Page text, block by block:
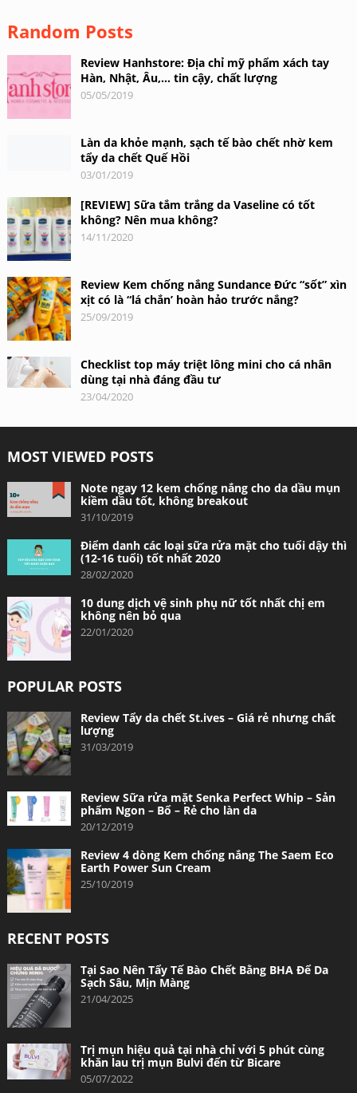
Random Posts
Review Hanhstore: Địa chỉ mỹ phẩm xách tay
Hàn, Nhật, Âu,… tin cậy, chất lượng
05/05/2019
Làn da khỏe mạnh, sạch tế bào chết nhờ kem
tẩy da chết Quế Hồi
03/01/2019
[REVIEW] Sữa tắm trắng da Vaseline có tốt
không? Nên mua không?
14/11/2020
Review Kem chống nắng Sundance Đức “sốt” xìn
xịt có là “lá chắn’ hoàn hảo trước nắng?
25/09/2019
Checklist top máy triệt lông mini cho cá nhân
dùng tại nhà đáng đầu tư
23/04/2020
MOST VIEWED POSTS
Note ngay 12 kem chống nắng cho da dầu mụn
kiềm dầu tốt, không breakout
31/10/2019
Điểm danh các loại sữa rửa mặt cho tuổi dậy thì
(12-16 tuổi) tốt nhất 2020
28/02/2020
10 dung dịch vệ sinh phụ nữ tốt nhất chị em
không nên bỏ qua
22/01/2020
POPULAR POSTS
Review Tẩy da chết St.ives – Giá rẻ nhưng chất
lượng
31/03/2019
Review Sữa rửa mặt Senka Perfect Whip – Sản
phẩm Ngon – Bổ – Rẻ cho làn da
20/12/2019
Review 4 dòng Kem chống nắng The Saem Eco
Earth Power Sun Cream
25/10/2019
RECENT POSTS
Tại Sao Nên Tẩy Tế Bào Chết Bằng BHA Để Da
Sạch Sâu, Mịn Màng
21/04/2025
Trị mụn hiệu quả tại nhà chỉ với 5 phút cùng
khăn lau trị mụn Bulvi đến từ Bicare
05/07/2022